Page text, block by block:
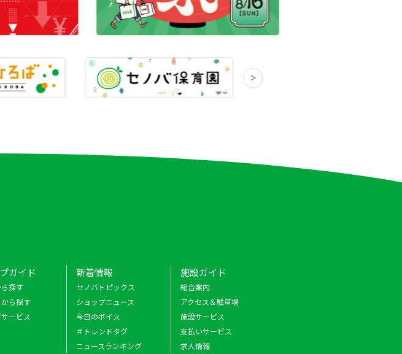
ガイド
探す
ら探す
ービス
新着情報
セノバトピックス
ショップニュース
今日のボイス
＃トレンドタグ
ニュースランキング
施設ガイド
総合案内
アクセス＆駐車場
施設サービス
支払いサービス
求人情報